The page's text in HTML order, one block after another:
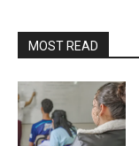
MOST READ